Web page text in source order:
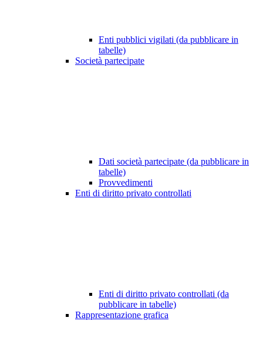
Enti pubblici vigilati (da pubblicare in
tabelle)
Società partecipate
Dati società partecipate (da pubblicare in
tabelle)
Provvedimenti
Enti di diritto privato controllati
Enti di diritto privato controllati (da
pubblicare in tabelle)
Rappresentazione grafica